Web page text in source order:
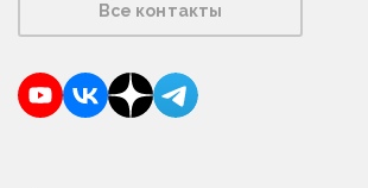
Все контакты
YouTubeVKontakte
DzenTelegram